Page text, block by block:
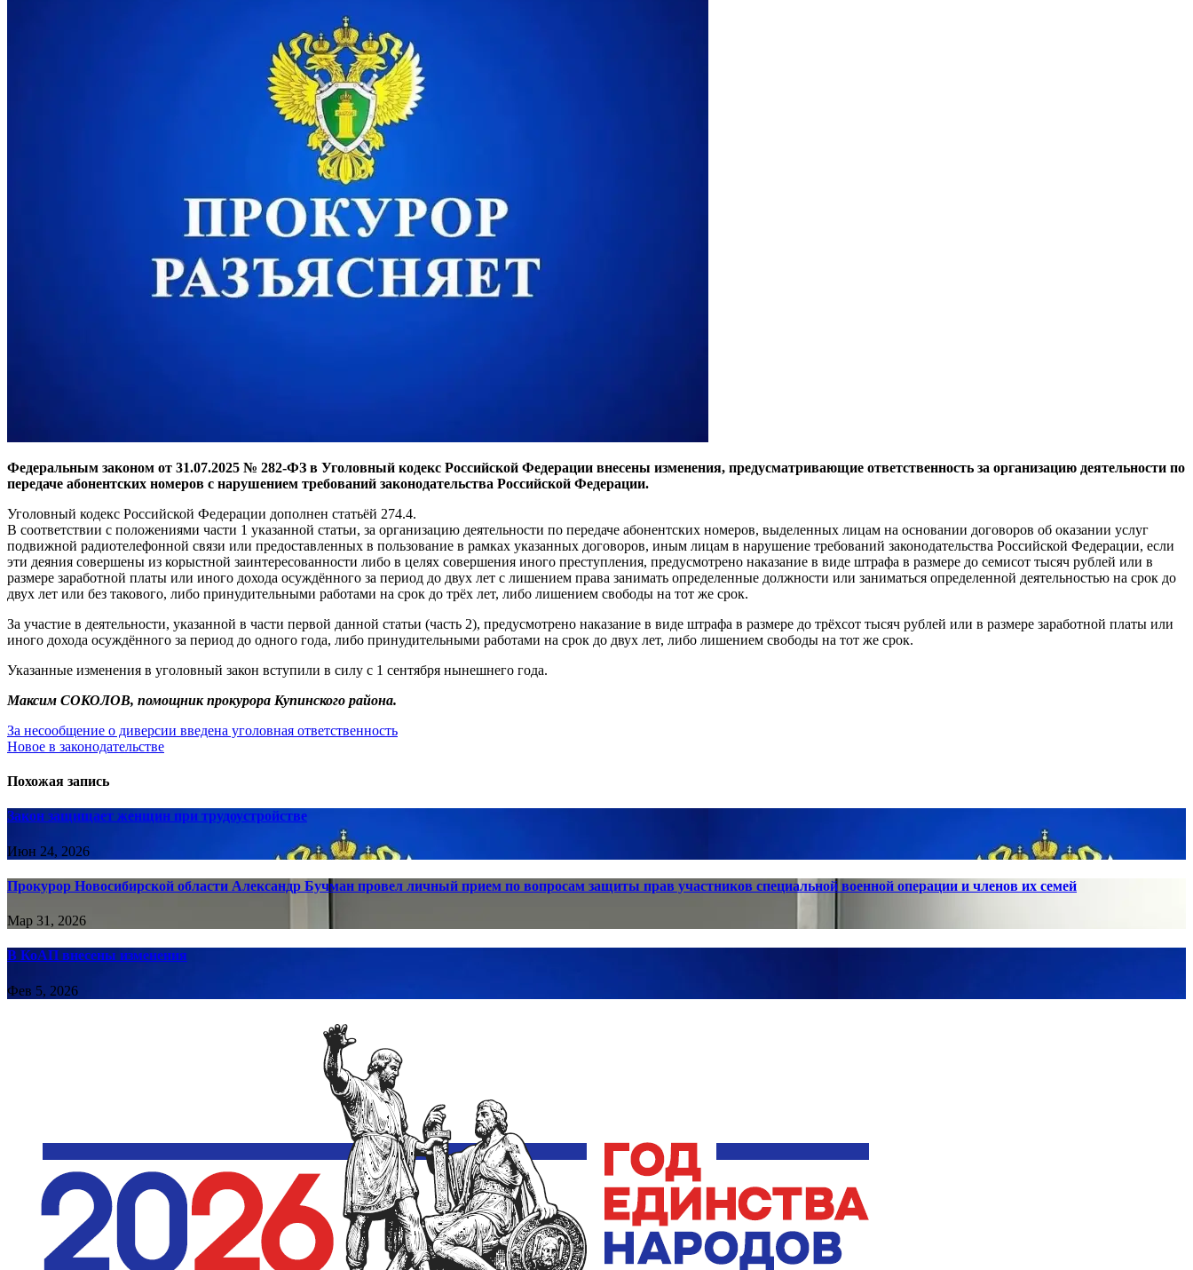
Федеральным законом от 31.07.2025 № 282-ФЗ в Уголовный кодекс Российской Федерации внесены изменения, предусматривающие ответственность за организацию деятельности по
передаче абонентских номеров с нарушением требований законодательства Российской Федерации.
Уголовный кодекс Российской Федерации дополнен статьёй 274.4.
В соответствии с положениями части 1 указанной статьи, за организацию деятельности по передаче абонентских номеров, выделенных лицам на основании договоров об оказании услуг
подвижной радиотелефонной связи или предоставленных в пользование в рамках указанных договоров, иным лицам в нарушение требований законодательства Российской Федерации, если
эти деяния совершены из корыстной заинтересованности либо в целях совершения иного преступления, предусмотрено наказание в виде штрафа в размере до семисот тысяч рублей или в
размере заработной платы или иного дохода осуждённого за период до двух лет с лишением права занимать определенные должности или заниматься определенной деятельностью на срок до
двух лет или без такового, либо принудительными работами на срок до трёх лет, либо лишением свободы на тот же срок.
За участие в деятельности, указанной в части первой данной статьи (часть 2), предусмотрено наказание в виде штрафа в размере до трёхсот тысяч рублей или в размере заработной платы или
иного дохода осуждённого за период до одного года, либо принудительными работами на срок до двух лет, либо лишением свободы на тот же срок.
Указанные изменения в уголовный закон вступили в силу с 1 сентября нынешнего года.
Максим СОКОЛОВ, помощник прокурора Купинского района.
Навигация
по
записям
За несообщение о диверсии введена уголовная ответственность
Новое в законодательстве
Похожая запись
Закон защищает женщин при трудоустройстве
Июн 24, 2026
Прокурор Новосибирской области Александр Бучман провел личный прием по вопросам защиты прав участников специальной военной операции и членов их семей
Мар 31, 2026
В КоАП внесены изменения
Фев 5, 2026